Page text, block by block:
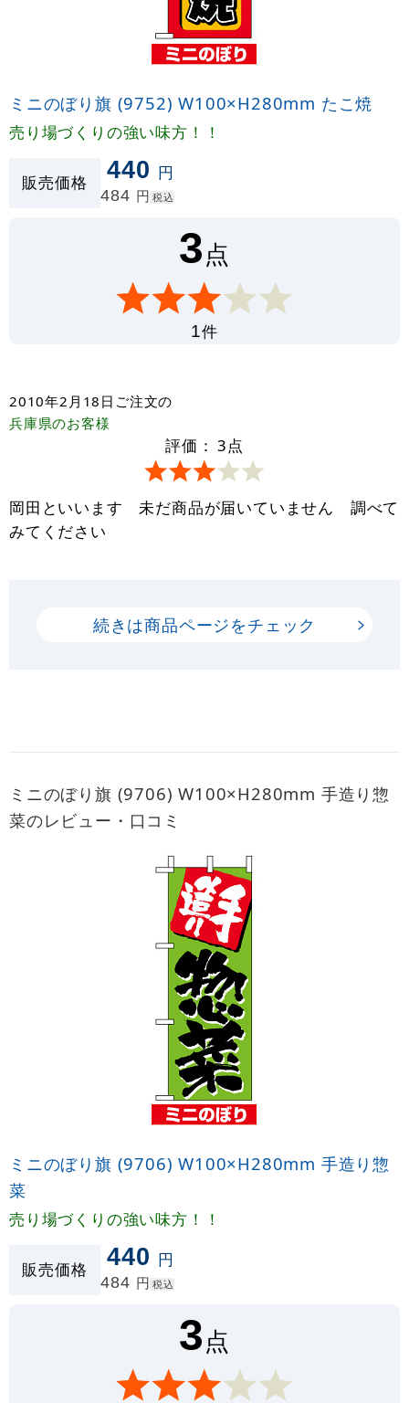
ミニのぼり旗 (9752) W100×H280mm たこ焼
売り場づくりの強い味方！！
販売価格 440 円
484 円 税込
3点
1件
2010年2月18日 ご注文の
兵庫県のお客様
評価： 3点
岡田といいます 未だ商品が届いていません 調べて
みてください
続きは商品ページをチェック
ミニのぼり旗 (9706) W100×H280mm 手造り惣
菜のレビュー・口コミ
ミニのぼり旗 (9706) W100×H280mm 手造り惣
菜
売り場づくりの強い味方！！
販売価格 440 円
484 円 税込
3点